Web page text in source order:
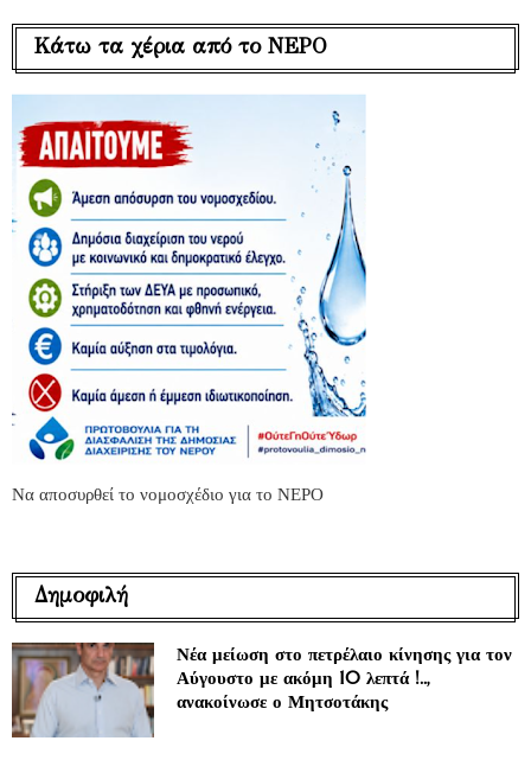
Κάτω τα χέρια από το ΝΕΡΟ
Να αποσυρθεί το νομοσχέδιο για το ΝΕΡΟ
Δημοφιλή
Νέα μείωση στο πετρέλαιο κίνησης για τον
Αύγουστο με ακόμη 10 λεπτά !..,
ανακοίνωσε ο Μητσοτάκης